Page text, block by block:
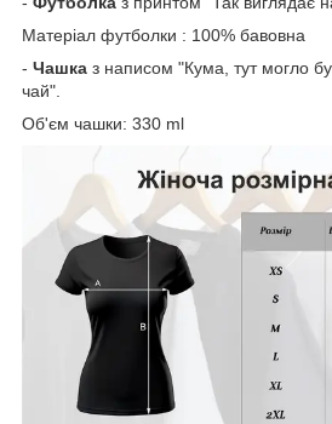
Матеріал футболки : 100% бавовна
- Чашка з написом "Кума, тут могло
чай".
Об'єм чашки: 330 ml